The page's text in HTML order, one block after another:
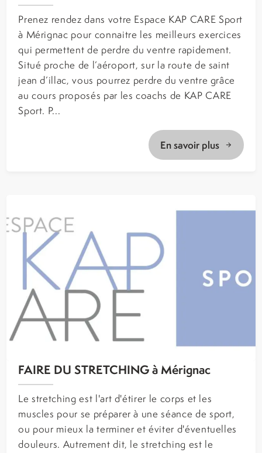
Prenez rendez dans votre Espace KAP CARE Sport
à Mérignac pour connaitre les meilleurs exercices
qui permettent de perdre du ventre rapidement.
Situé proche de l’aéroport, sur la route de saint
jean d’illac, vous pourrez perdre du ventre grâce
au cours proposés par les coachs de KAP CARE
Sport. P...
En savoir plus
FAIRE DU STRETCHING à Mérignac
Le stretching est l'art d'étirer le corps et les
muscles pour se préparer à une séance de sport,
ou pour mieux la terminer et éviter d'éventuelles
douleurs. Autrement dit, le stretching est le